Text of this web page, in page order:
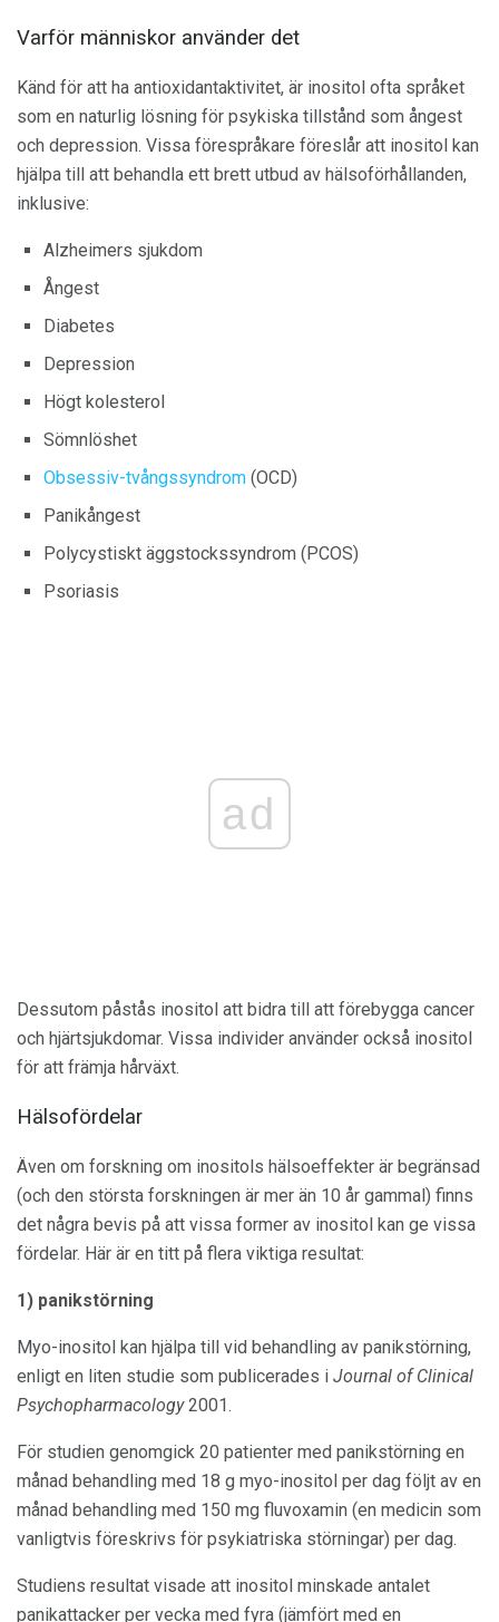
Varför människor använder det
Känd för att ha antioxidantaktivitet, är inositol ofta språket
som en naturlig lösning för psykiska tillstånd som ångest
och depression. Vissa förespråkare föreslår att inositol kan
hjälpa till att behandla ett brett utbud av hälsoförhållanden,
inklusive:
Alzheimers sjukdom
Ångest
Diabetes
Depression
Högt kolesterol
Sömnlöshet
Obsessiv-tvångssyndrom (OCD)
Panikångest
Polycystiskt äggstockssyndrom (PCOS)
Psoriasis
ad
Dessutom påstås inositol att bidra till att förebygga cancer
och hjärtsjukdomar. Vissa individer använder också inositol
för att främja hårväxt.
Hälsofördelar
Även om forskning om inositols hälsoeffekter är begränsad
(och den största forskningen är mer än 10 år gammal) finns
det några bevis på att vissa former av inositol kan ge vissa
fördelar. Här är en titt på flera viktiga resultat:
1) panikstörning
Myo-inositol kan hjälpa till vid behandling av panikstörning,
enligt en liten studie som publicerades i Journal of Clinical
Psychopharmacology2001.
För studien genomgick 20 patienter med panikstörning en
månad behandling med 18 g myo-inositol per dag följt av en
månad behandling med 150 mg fluvoxamin (en medicin som
vanligtvis föreskrivs för psykiatriska störningar) per dag.
Studiens resultat visade att inositol minskade antalet
panikattacker per vecka med fyra (jämfört med en